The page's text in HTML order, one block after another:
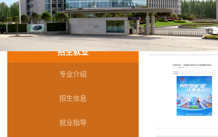
招生就业
专业介绍
招生信息
就业指导
当前位置： 首页